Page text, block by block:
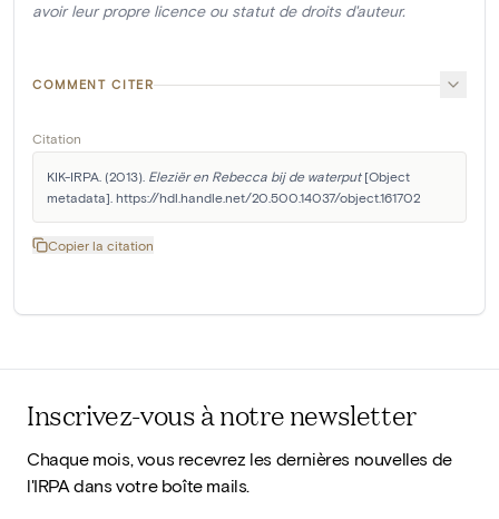
avoir leur propre licence ou statut de droits d'auteur.
COMMENT CITER
Citation
KIK-IRPA. (2013). Eleziër en Rebecca bij de waterput [Object
metadata]. https://hdl.handle.net/20.500.14037/object.161702
Copier la citation
Inscrivez-vous à notre newsletter
Chaque mois, vous recevrez les dernières nouvelles de
l'IRPA dans votre boîte mails.